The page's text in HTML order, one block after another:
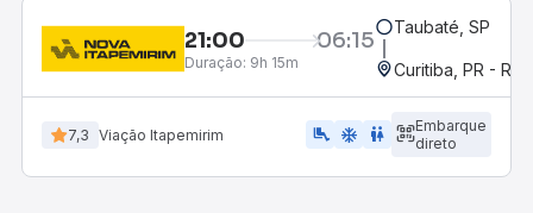
21:00 06:15
Duração: 9h 15m
Taubaté, SP
Curitiba, PR -
7,3 Viação Itapemirim airline_seat_legroom_extra ac_unit WC
Embarque
direto